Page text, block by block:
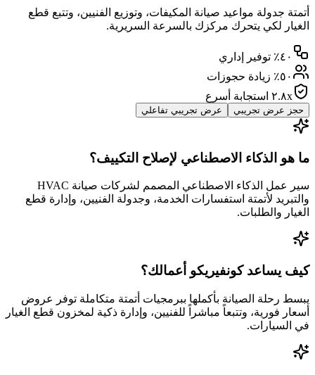
أتمتة جدولة مواعيد صيانة المكيفات، وتوزيع الفنيين، وتتبع قطع
الغيار لكي يتحرك مركزك بالسرعة السريرية.
٤٠٪ توفير إداري
٥٠٪ زيادة حجوزات
٢.٨x استجابة أسرع
حجز عرض تجريبي عرض تجريبي تفاعلي
ما هو الذكاء الاصطناعي لإصلاح التكييف؟
سير عمل الذكاء الاصطناعي المصمم لشركات صيانة HVAC
والتبريد لأتمتة استفسارات الخدمة، وجدولة الفنيين، وإدارة قطع
الغيار والطلبات.
كيف يساعد كونفيريكو أعمالك؟
يبسط رحلة الصيانة بأكملها ببرمجيات أتمتة متكاملة توفر عروض
أسعار فورية، وتتبعاً مباشراً للفنيين، وإدارة ذكية لمخزون قطع الغيار
في السيارات.